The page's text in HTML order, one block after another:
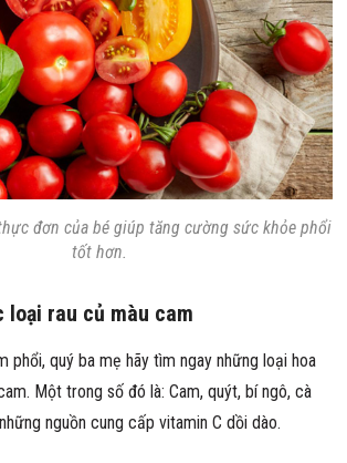
đơn của bé giúp tăng cường sức khỏe phổi
tốt hơn.
loại rau củ màu cam
phổi, quý ba mẹ hãy tìm ngay những loại hoa
Một trong số đó là: Cam, quýt, bí ngô, cà
nguồn cung cấp vitamin C dồi dào.